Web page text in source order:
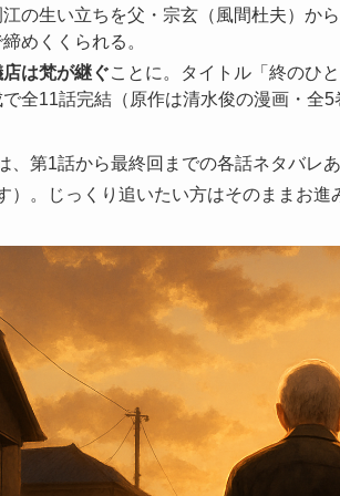
の生い立ちを父・宗玄（風間杜夫）か
めくくられる。
は梵が継ぐことに。タイトル「終のひ
全11話完結（原作は清水俊の漫画・全5
、第1話から最終回までの各話ネタバレ
）。じっくり追いたい方はそのままお進